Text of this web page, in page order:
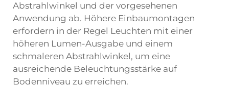
Abstrahlwinkel und der vorgesehenen
Anwendung ab. Höhere Einbaumontagen
erfordern in der Regel Leuchten mit einer
höheren Lumen-Ausgabe und einem
schmaleren Abstrahlwinkel, um eine
ausreichende Beleuchtungsstärke auf
Bodenniveau zu erreichen.